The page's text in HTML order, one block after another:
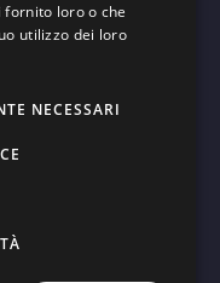
loro o che
utilizzo dei loro
NECESSARI